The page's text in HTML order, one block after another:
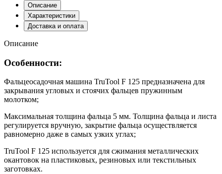
Описание
Характеристики
Доставка и оплата
Описание
Особенности:
Фальцеосадочная машина TruTool F 125 предназначена для
закрывания угловых и стоячих фальцев пружинным
молотком;
Максимальная толщина фальца 5 мм. Толщина фальца и листа
регулируется вручную, закрытие фальца осуществляется
равномерно даже в самых узких углах;
TruTool F 125 используется для сжимания металлических
окантовок на пластиковых, резиновых или текстильных
заготовках.